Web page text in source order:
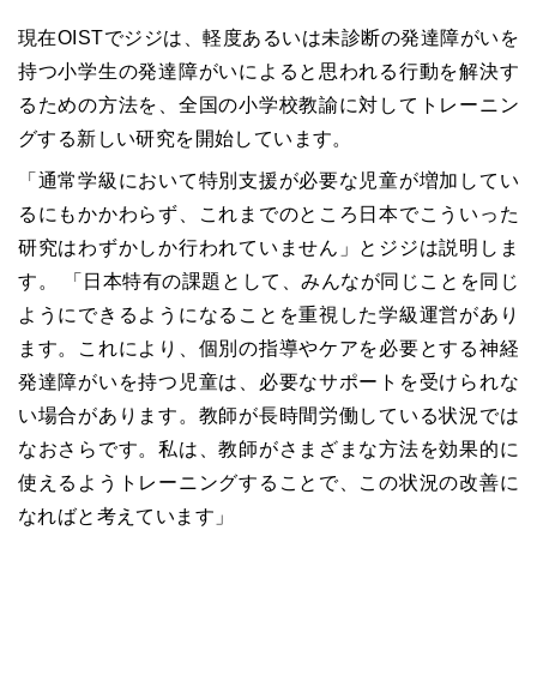
現在OISTでジジは、軽度あるいは未診断の発達障がいを
持つ小学生の発達障がいによると思われる行動を解決す
るための方法を、全国の小学校教諭に対してトレーニン
グする新しい研究を開始しています。
「通常学級において特別支援が必要な児童が増加してい
るにもかかわらず、これまでのところ日本でこういった
研究はわずかしか行われていません」とジジは説明しま
す。 「日本特有の課題として、みんなが同じことを同じ
ようにできるようになることを重視した学級運営があり
ます。これにより、個別の指導やケアを必要とする神経
発達障がいを持つ児童は、必要なサポートを受けられな
い場合があります。教師が長時間労働している状況では
なおさらです。私は、教師がさまざまな方法を効果的に
使えるようトレーニングすることで、この状況の改善に
なればと考えています」